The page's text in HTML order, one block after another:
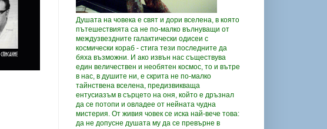
Душата на човека е свят и дори вселена, в която
пътешествията са не по-малко вълнуващи от
междузвездните галактически одисеи с
космически кораб - стига тези последните да
бяха възможни. И ако извън нас съществува
един величествен и необятен космос, то и вътре
в нас, в душите ни, е скрита не по-малко
тайнствена вселена, предизвикваща
ентусиазъм в сърцето на оня, който е дръзнал
да се потопи и овладее от нейната чудна
мистерия. От живия човек се иска най-вече това:
да не допусне душата му да се превърне в